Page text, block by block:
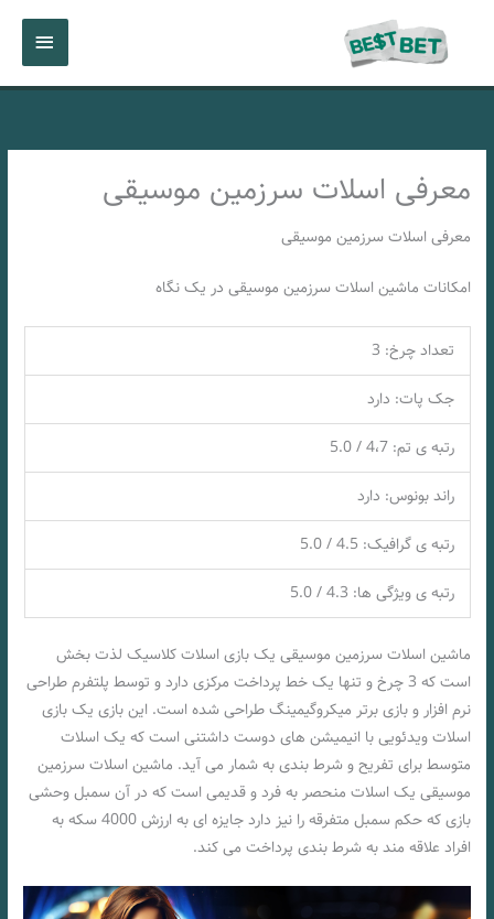
اصلی
معرفی اسلات سرزمین موسیقی
معرفی اسلات سرزمین موسیقی
امکانات ماشین اسلات سرزمین موسیقی در یک نگاه
تعداد چرخ: 3
جک پات: دارد
رتبه ی تم: 4،7 / 5.0
راند بونوس: دارد
رتبه ی گرافیک: 4.5 / 5.0
رتبه ی ویژگی ها: 4.3 / 5.0
ماشین اسلات سرزمین موسیقی یک بازی اسلات کلاسیک لذت بخش
است که 3 چرخ و تنها یک خط پرداخت مرکزی دارد و توسط پلتفرم طراحی
نرم افزار و بازی برتر میکروگیمینگ طراحی شده است. این بازی یک بازی
اسلات ویدئویی با انیمیشن های دوست داشتنی است که یک اسلات
متوسط برای تفریح و شرط بندی به شمار می آید. ماشین اسلات سرزمین
موسیقی یک اسلات منحصر به فرد و قدیمی است که در آن سمبل وحشی
بازی که حکم سمبل متفرقه را نیز دارد جایزه ای به ارزش 4000 سکه به
افراد علاقه مند به شرط بندی پرداخت می کند.